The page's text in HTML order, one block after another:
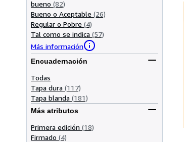
bueno (82)
Bueno o Aceptable (26)
Regular o Pobre (4)
Tal como se indica (57)
Más información
Encuadernación
Todas
Tapa dura (117)
Tapa blanda (181)
Más atributos
Primera edición (18)
Firmado (4)